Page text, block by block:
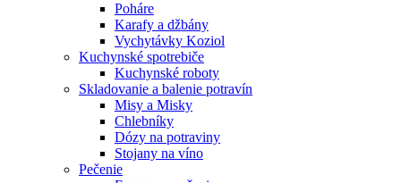
Poháre
Karafy a džbány
Vychytávky Koziol
Kuchynské spotrebiče
Kuchynské roboty
Skladovanie a balenie potravín
Misy a Misky
Chlebníky
Dózy na potraviny
Stojany na víno
Pečenie